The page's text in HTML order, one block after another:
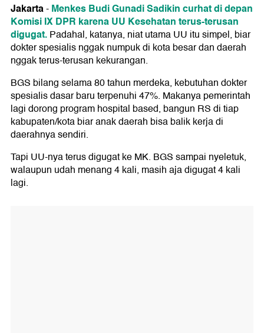
Jakarta-Menkes Budi Gunadi Sadikin curhat di depan
Komisi IX DPR karena UU Kesehatan terus-terusan
digugat.Padahal, katanya, niat utama UU itu simpel, biar
dokter spesialis nggak numpuk di kota besar dan daerah
nggak terus-terusan kekurangan.
BGS bilang selama 80 tahun merdeka, kebutuhan dokter
spesialis dasar baru terpenuhi 47%. Makanya pemerintah
lagi dorong program hospital based, bangun RS di tiap
kabupaten/kota biar anak daerah bisa balik kerja di
daerahnya sendiri.
Tapi UU-nya terus digugat ke MK. BGS sampai nyeletuk,
walaupun udah menang 4 kali, masih aja digugat 4 kali
lagi.